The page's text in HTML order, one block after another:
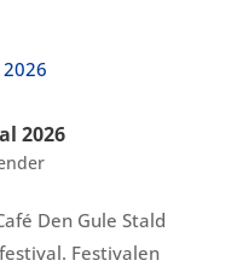
2026
Den Gule Stald
Festivalen